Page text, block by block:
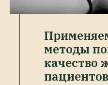
методы
качество